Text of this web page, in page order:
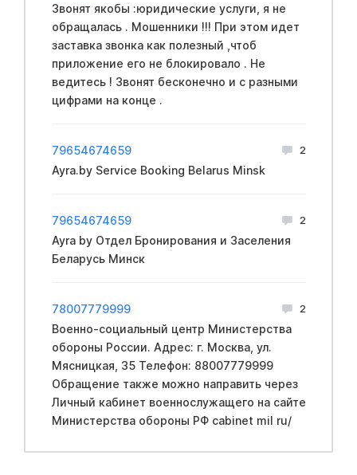
Звонят якобы :юридические услуги, я не
обращалась . Мошенники !!! При этом идет
заставка звонка как полезный ,чтоб
приложение его не блокировало . Не
ведитесь ! Звонят бесконечно и с разными
цифрами на конце .
79654674659 2
Ayra.by Service Booking Belarus Minsk
79654674659 2
Ayra by Отдел Бронирования и Заселения
Беларусь Минск
78007779999 2
Вoeнно-социальный центр Mинистерства
обopoны России. Адрес: г. Москва, ул.
Мясницкая, 35 Телефон: 88007779999
Обращение также можно направить через
Личный кабинет вoeннослужащего на сайте
Mинистерства обopoны PФ cabinet mil ru/